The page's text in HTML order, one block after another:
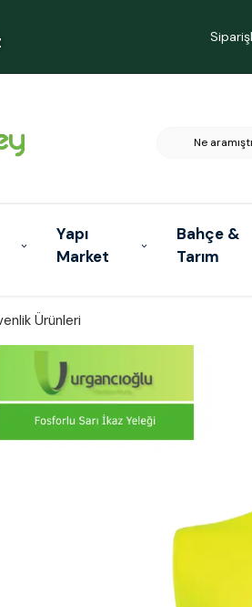
Yapı
Market
Bahçe &
Tarım
Ürünleri